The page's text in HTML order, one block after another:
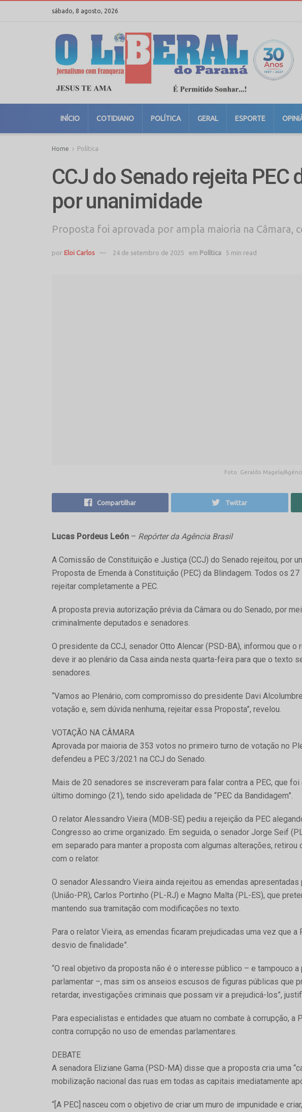
sábado, 8 agosto, 2026
INÍCIO COTIDIANO POLÍTICA GERAL ESPORTE
Home Política
CCJ do Senado rejeita PEC
por unanimidade
Proposta foi aprovada por ampla maioria na Câmara,
por Eloi Carlos 24 de setembro de 2025 em Política 5 min read
Foto: Geraldo Magela/
Compartilhar Twittar
Lucas Pordeus León – Repórter da Agência Brasil
A Comissão de Constituição e Justiça (CCJ) do Senado rejeitou, por
Proposta de Emenda à Constituição (PEC) da Blindagem. Todos os
rejeitar completamente a PEC.
A proposta previa autorização prévia da Câmara ou do Senado, por
criminalmente deputados e senadores.
O presidente da CCJ, senador Otto Alencar (PSD-BA), informou que o
deve ir ao plenário da Casa ainda nesta quarta-feira para que o texto
senadores.
“Vamos ao Plenário, com compromisso do presidente Davi
votação e, sem dúvida nenhuma, rejeitar essa Proposta”, revelou.
VOTAÇÃO NA CÂMARA
Aprovada por maioria de 353 votos no primeiro turno de votação no
defendeu a PEC 3/2021 na CCJ do Senado.
Mais de 20 senadores se inscreveram para falar contra a PEC, que
último domingo (21), tendo sido apelidada de “PEC da Bandidagem”.
O relator Alessandro Vieira (MDB-SE) pediu a rejeição da PEC
Congresso ao crime organizado. Em seguida, o senador Jorge Seif
em separado para manter a proposta com algumas alterações,
com o relator.
O senador Alessandro Vieira ainda rejeitou as emendas
(União-PR), Carlos Portinho (PL-RJ) e Magno Malta (PL-ES), que
mantendo sua tramitação com modificações no texto.
Para o relator Vieira, as emendas ficaram prejudicadas uma vez que a
desvio de finalidade”.
“O real objetivo da proposta não é o interesse público – e tampouco
parlamentar –, mas sim os anseios escusos de figuras públicas que
retardar, investigações criminais que possam vir a prejudicá-los”,
Para especialistas e entidades que atuam no combate à corrupção, a
contra corrupção no uso de emendas parlamentares.
DEBATE
A senadora Eliziane Gama (PSD-MA) disse que a proposta cria uma
mobilização nacional das ruas em todas as capitais imediatamente
“[A PEC] nasceu com o objetivo de criar um muro de impunidade e